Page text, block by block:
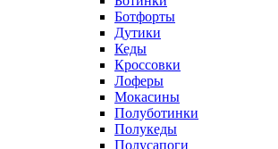
Ботфорты
Дутики
Кеды
Кроссовки
Лоферы
Мокасины
Полуботинки
Полукеды
Полусапоги